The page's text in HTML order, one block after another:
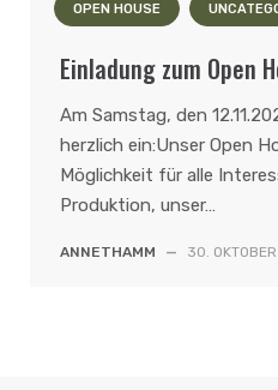
OPEN HOUSE
Einladung zum Open
Am Samstag, den
herzlich ein:Unser Open
Möglichkeit für alle
Produktion, unser…
ANNETHAMM — 30.